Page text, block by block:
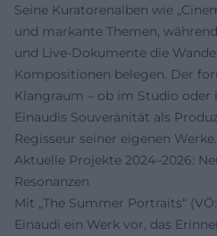
Seine Kuratorenalben wie
und markante Themen,
und Live‑Dokumente die
Kompositionen belegen. Der
Klangraum – ob im Studio oder
Einaudis Souveränität als
Regisseur seiner eigenen Werke.
Aktuelle Projekte 2024–2026:
Resonanzen
Mit „The Summer Portraits“
Einaudi ein Werk vor, das